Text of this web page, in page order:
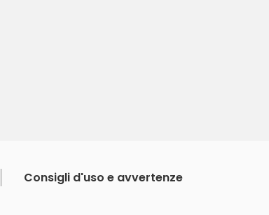
Consigli d'uso e avvertenze